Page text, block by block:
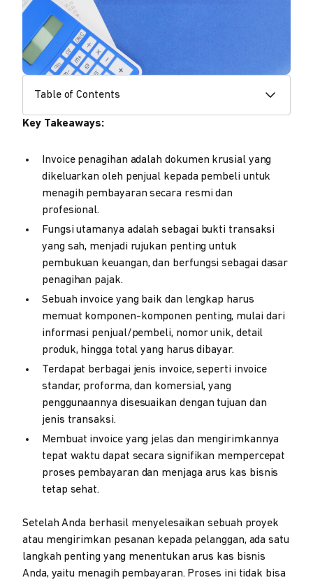
Table of Contents
Key Takeaways:
Invoice penagihan adalah dokumen krusial yang
dikeluarkan oleh penjual kepada pembeli untuk
menagih pembayaran secara resmi dan
profesional.
Fungsi utamanya adalah sebagai bukti transaksi
yang sah, menjadi rujukan penting untuk
pembukuan keuangan, dan berfungsi sebagai dasar
penagihan pajak.
Sebuah invoice yang baik dan lengkap harus
memuat komponen-komponen penting, mulai dari
informasi penjual/pembeli, nomor unik, detail
produk, hingga total yang harus dibayar.
Terdapat berbagai jenis invoice, seperti invoice
standar, proforma, dan komersial, yang
penggunaannya disesuaikan dengan tujuan dan
jenis transaksi.
Membuat invoice yang jelas dan mengirimkannya
tepat waktu dapat secara signifikan mempercepat
proses pembayaran dan menjaga arus kas bisnis
tetap sehat.
Setelah Anda berhasil menyelesaikan sebuah proyek
atau mengirimkan pesanan kepada pelanggan, ada satu
langkah penting yang menentukan arus kas bisnis
Anda, yaitu menagih pembayaran. Proses ini tidak bisa